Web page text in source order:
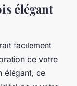
élégant
facilement
de votre
élégant, ce